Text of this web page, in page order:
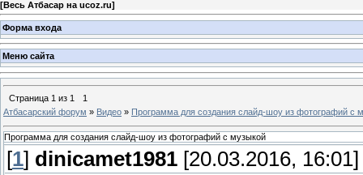
[Весь Атбасар на ucoz.ru]
Форма входа
Меню сайта
Страница 1 из 1
1
Атбасарский форум » Видео » Программа для создания слайд-шоу из фотографий с
Программа для создания слайд-шоу из фотографий с музыкой
[1] dinicamet1981 [20.03.2016, 16:01]